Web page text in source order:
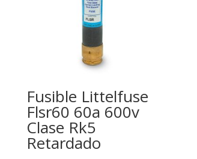
Fusible Littelfuse
Flsr60 60a 600v
Clase Rk5
Retardado